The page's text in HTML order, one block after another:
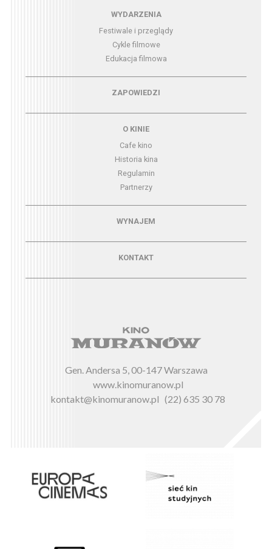
Menu - wydarzeniaWYDARZENIA
Festiwale i przeglądy
Cykle filmowe
Edukacja filmowa
Menu - zapowiedziZAPOWIEDZI
O KINIE
Cafe kino
Historia kina
Regulamin
Partnerzy
Menu - wynajemWYNAJEM
KONTAKT
Gen. Andersa 5, 00-147 Warszawa
www.kinomuranow.pl
kontakt@kinomuranow.pl (22) 635 30 78